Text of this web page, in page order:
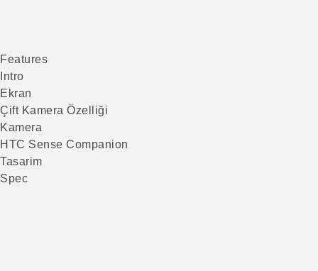
Features
Intro
Ekran
Çift Kamera Özelliği
Kamera
HTC Sense Companion
Tasarim
Spec